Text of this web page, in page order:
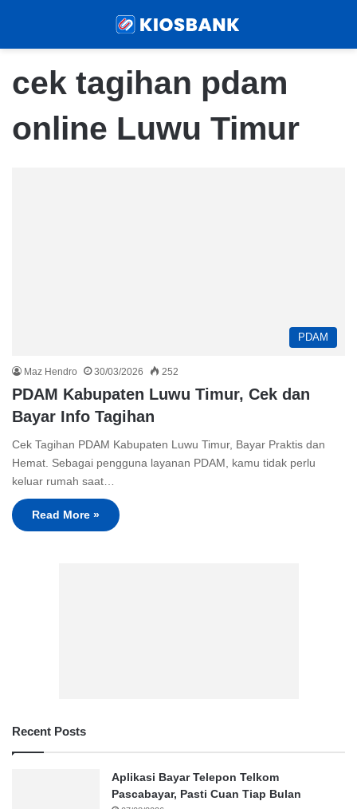
cek tagihan pdam
online Luwu Timur
PDAM
Maz Hendro 30/03/2026 252
PDAM Kabupaten Luwu Timur, Cek dan
Bayar Info Tagihan
Cek Tagihan PDAM Kabupaten Luwu Timur, Bayar Praktis dan
Hemat. Sebagai pengguna layanan PDAM, kamu tidak perlu
keluar rumah saat…
Read More »
Recent Posts
Aplikasi Bayar Telepon Telkom
Pascabayar, Pasti Cuan Tiap Bulan